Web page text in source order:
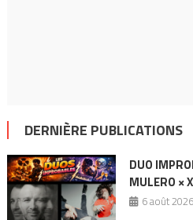
DERNIÈRE PUBLICATIONS
DUO
MULERO ×
6 août 2026